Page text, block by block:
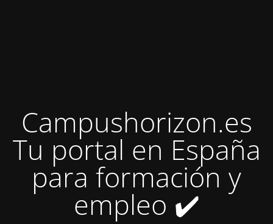
Campushorizon.es
Tu portal en España
para formación y
empleo ✔️